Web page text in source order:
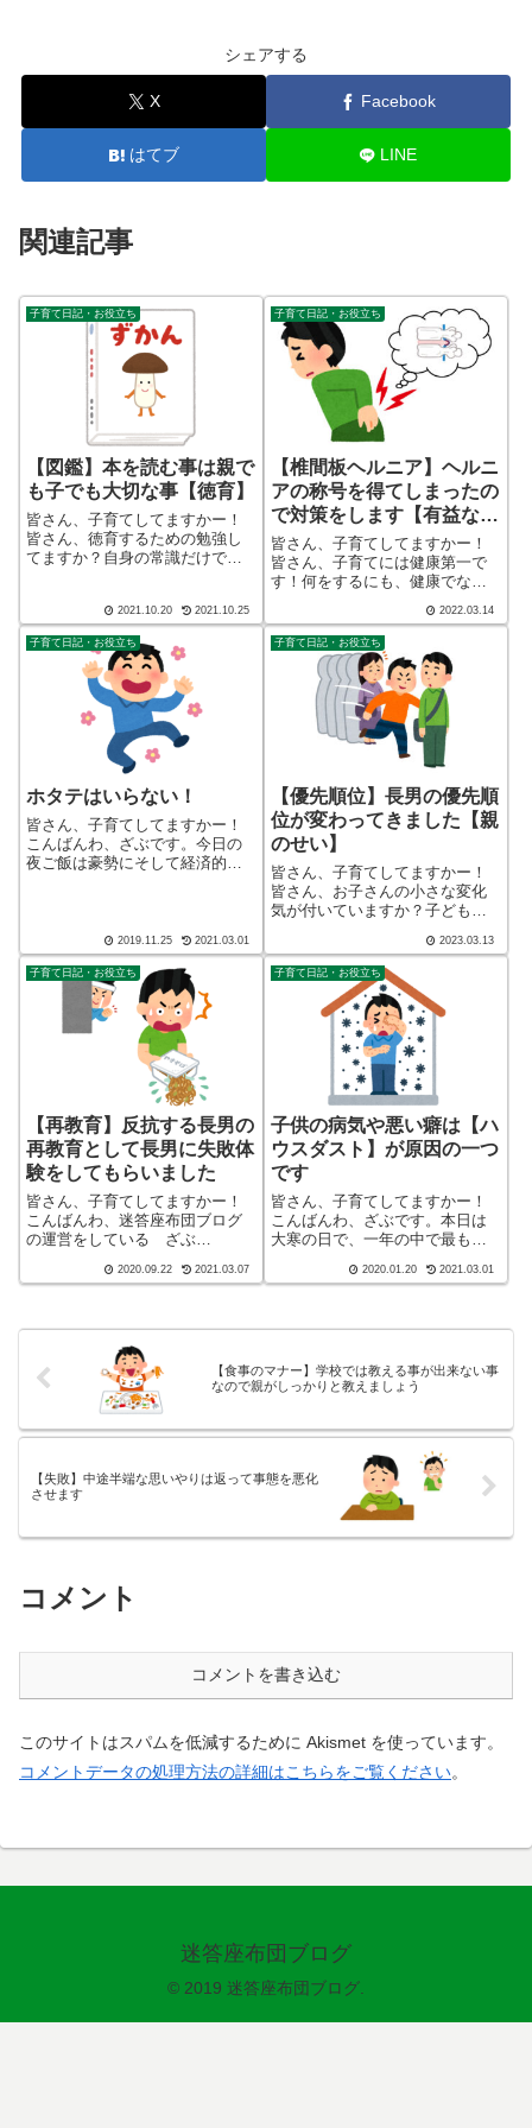
シェアする
X Facebook
はてブ LINE
関連記事
子育て日記・お役立ち
【図鑑】本を読む事は親で
も子でも大切な事【徳育】
皆さん、子育てしてますかー！
皆さん、徳育するための勉強し
てますか？自身の常識だけでは
先ず自分が勉強しなければいけ
ません。こんばんわ、迷答座布
団ブログの運営をしている ざ
ぶ(@meito...
2021.10.20 2021.10.25
子育て日記・お役立ち
【椎間板ヘルニア】ヘルニ
アの称号を得てしまったの
で対策をします【有益な情
報】
皆さん、子育てしてますかー！
皆さん、子育てには健康第一で
す！何をするにも、健康でなか
ぃ あーさがきたっ♪こんばん
わ、迷答座布団ブログの運営を
している ざぶ
(@meitou_zabuton)です。わたし
は40代でひ...
2022.03.14
子育て日記・お役立ち
ホタテはいらない！
皆さん、子育てしてますかー！
こんばんわ、ざぶです。今日の
夜ご飯は豪勢にそして経済的に
まろうと母が鍋の準備をしてく
れました。白菜・エノキ・キノ
コ・長ねぎ・水菜...
2019.11.25 2021.03.01
子育て日記・お役立ち
【優先順位】長男の優先順
位が変わってきました【親
のせい】
皆さん、子育てしてますかー！
皆さん、お子さんの小さな変化
気が付いていますか？子どもと
小さな変化は気が付きますよ
ね。悪い方向へ行こうとするの
であれば、早めに対応しなけれ
ばいけません。こんばんわ、迷
答座布団ブログの運...
2023.03.13
子育て日記・お役立ち
【再教育】反抗する長男の
再教育として長男に失敗体
験をしてもらいました
皆さん、子育てしてますかー！
こんばんわ、迷答座布団ブログ
の運営をしている ざぶ
は40代でひとり親（シンパパ）
ます。※詳しくはプロフィー
2020.09.22 2021.03.07
子育て日記・お役立ち
子供の病気や悪い癖は【ハ
ウスダスト】が原因の一つ
です
皆さん、子育てしてますかー！
こんばんわ、ざぶです。本日は
大寒の日で、一年の中で最も寒
し、最近ではない以上に寒さを
は、ジャンバーと保育園の制服
2020.01.20 2021.03.01
【食事のマナー】学校では教える事が出来ない事
なので親がしっかりと教えましょう
【失敗】中途半端な思いやりは返って事態を悪化
させます
コメント
コメントを書き込む
このサイトはスパムを低減するために Akismet を使っています。
コメントデータの処理方法の詳細はこちらをご覧ください。
迷答座布団ブログ
© 2019 迷答座布団ブログ.